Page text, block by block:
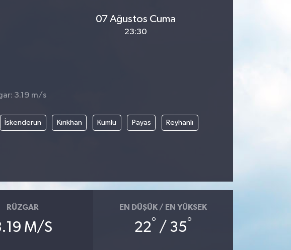
07 Ağustos Cuma
23:30
3.19 m/s
İskenderun Kırıkhan Kumlu Payas Reyhanlı
RÜZGAR
M/S
EN DÜŞÜK / EN YÜKSEK
22° / 35°